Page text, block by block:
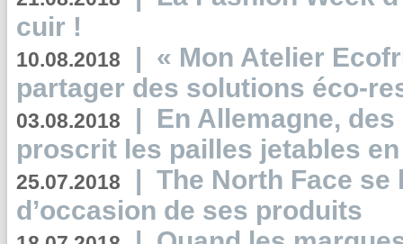
cuir !
10.08.2018 | « Mon Atelier
partager des solutions éco-
03.08.2018 | En Allemagne,
proscrit les pailles jetables
25.07.2018 | The North Face se
d’occasion de ses produits